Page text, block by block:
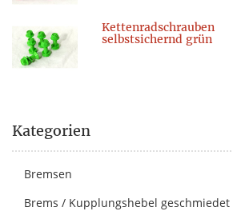
Kettenradschrauben
selbstsichernd grün
Kategorien
Bremsen
Brems / Kupplungshebel geschmiedet